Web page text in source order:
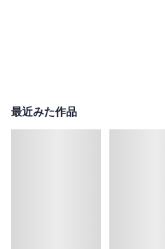
最近みた作品